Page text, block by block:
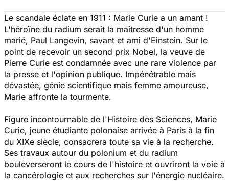
Le scandale éclate en 1911 : Marie Curie a un amant !
L'héroïne du radium serait la maîtresse d'un homme
marié, Paul Langevin, savant et ami d'Einstein. Sur le
point de recevoir un second prix Nobel, la veuve de
Pierre Curie est condamnée avec une rare violence par
la presse et l'opinion publique. Impénétrable mais
dévastée, génie scientifique mais femme amoureuse,
Marie affronte la tourmente.
Figure incontournable de l'Histoire des Sciences, Marie
Curie, jeune étudiante polonaise arrivée à Paris à la fin
du XIXe siècle, consacrera toute sa vie à la recherche.
Ses travaux autour du polonium et du radium
bouleverseront le cours de l'histoire et ouvriront la voie à
la cancérologie et aux recherches sur l'énergie nucléaire.